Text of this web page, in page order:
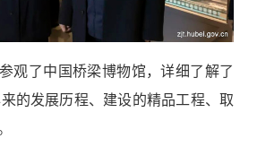
观了中国桥梁博物馆，详细了解了
的发展历程、建设的精品工程、取